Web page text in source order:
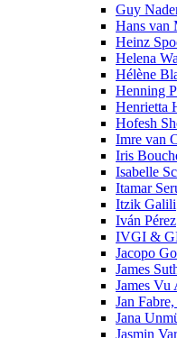
Guy
Hans van
Heinz
Helena
Hélène
Henning
Henrietta
Hofesh
Imre van
Iris
Isabelle
Itamar
Itzik Galili
Iván Pérez
IVGI &
Jacopo
James
James Vu
Jan
Jana
Jasmin